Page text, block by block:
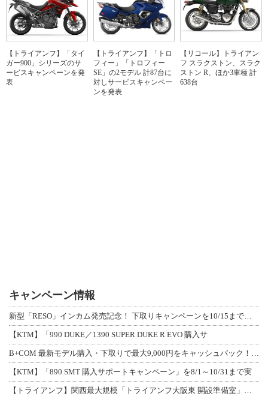
【トライアンフ】「タイ
ガー900」シリーズのサ
ービスキャンペーンを発
表
【トライアンフ】「トロ
フィー」「トロフィー
SE」の2モデル 計87台に
対しサービスキャンペー
ンを発表
【リコール】トライアン
フ スラクストン、スラク
ストン R、ほか3車種 計
638台
キャンペーン情報
新型「RESO」インカム発売記念！ 下取りキャンペーンを10/15まで延長して開
【KTM】「990 DUKE／1390 SUPER DUKE R EVO 購入サ
B+COM 最新モデル購入・下取りで最大9,000円をキャッシュバック！「B+F
【KTM】「890 SMT 購入サポートキャンペーン」を8/1～10/31まで実
【トライアンフ】関西最大規模「トライアンフ大阪東 開設準備室」がオープン！ 限定